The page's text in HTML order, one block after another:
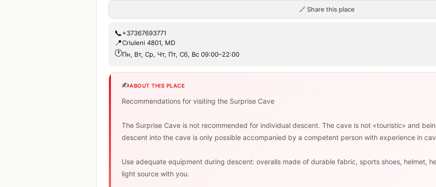
🔗Share this place
📞+37367693771
📍Criuleni 4801, MD
🕐Пн, Вт, Ср, Чт, Пт, Сб, Вс 09:00–22:00
✍️ABOUT THIS PLACE
Recommendations for visiting the Surprise Cave
The Surprise Cave is not recommended for individual descent. The cave is not «touristic» and
descent into the cave is only possible accompanied by a competent person with experience in
Use adequate equipment during descent: overalls made of durable fabric, sports shoes, helmet,
light source with you.